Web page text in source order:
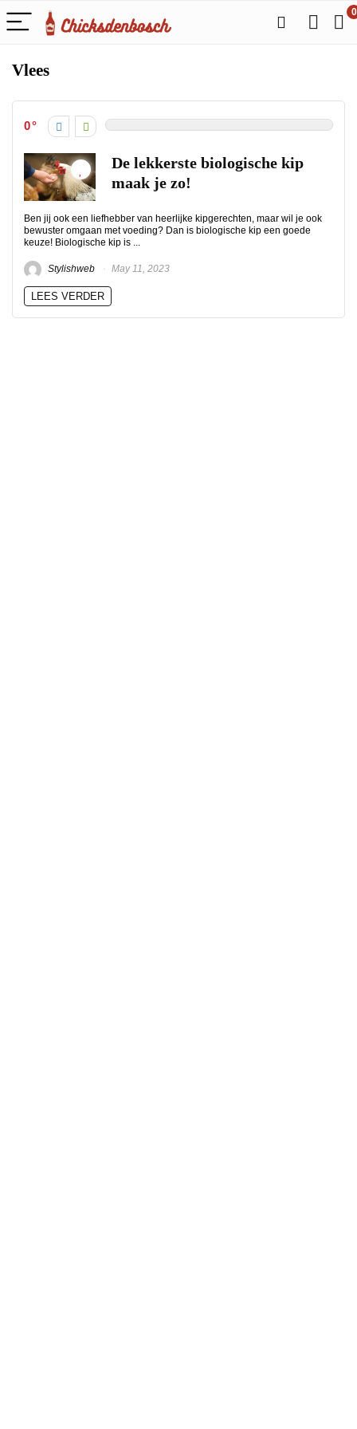
0
Vlees
0
De lekkerste biologische kip
maak je zo!
Ben jij ook een liefhebber van heerlijke kipgerechten, maar wil je ook
bewuster omgaan met voeding? Dan is biologische kip een goede
keuze! Biologische kip is ...
Stylishweb May 11, 2023
LEES VERDER